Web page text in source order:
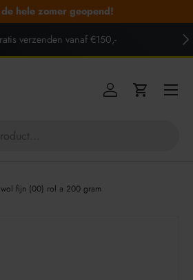
hele zomer geopend!
verzenden vanaf €150,-
Inloggen
Menu
fijn (00) rol a 200 gram